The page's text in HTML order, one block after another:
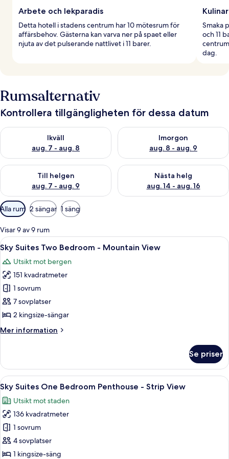
Arbete och lekparadis
Detta hotell i stadens centrum har 10 mötesrum för
affärsbehov. Gästerna kan varva ner på spaet eller
njuta av det pulserande nattlivet i 11 barer.
Smaka
och 11
dag.
Rumsalternativ
Kontrollera tillgängligheten för dessa datum
Ikväll
aug. 7 - aug. 8
Kontrollera tillgängligheten för ikväll aug. 7 - aug. 8
Imorgon
aug. 8 - aug. 9
Kontrollera tillgängligheten
Till helgen
aug. 7 - aug. 9
Kontrollera tillgängligheten för den här helgen aug. 7 - aug. 9
Nästa helg
aug. 14 - aug. 16
Kontrollera tillgängligheten
Tillgängliga
filter
för
rum
Alla rum 2 sängar 1 säng
Visar 9 av 9 rum
Öppna
alla
foton
för
Sky
Suites
Two
-
Ett modernt hotellrum med en stor
8
Sky Suites Two Bedroom - Mountain View
Utsikt mot bergen
151 kvadratmeter
1 sovrum
7 sovplatser
2 kingsize-sängar
Mer information
Mer
Suites
Two
Bedroom
Mountain
View
Se priser
Öppna
alla
foton
för
Sky
Suites
One
Ett modernt matområde med ett
6
Sky Suites One Bedroom Penthouse - Strip View
Utsikt mot staden
136 kvadratmeter
1 sovrum
4 sovplatser
1 kingsize-säng